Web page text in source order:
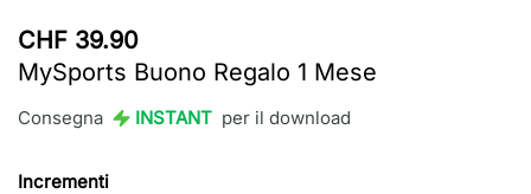
CHF 39.90
MySports Buono Regalo 1 Mese
Consegna INSTANT per il download
Incrementi